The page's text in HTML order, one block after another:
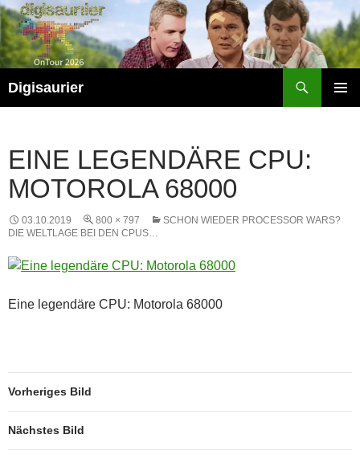
Zum
Inhalt
springen
Digisaurier
EINE LEGENDÄRE CPU:
MOTOROLA 68000
03.10.2019 800 × 797
SCHON WIEDER PROCESSOR WARS?
DIE WELTLAGE BEI DEN CPUS…
Eine legendäre CPU: Motorola 68000
Vorheriges Bild
Nächstes Bild